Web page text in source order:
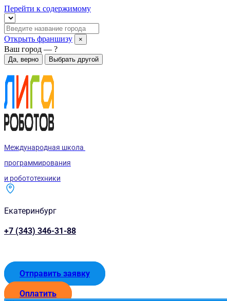
Перейти к содержимому
Открыть франшизу ×
Ваш город — ?
Да, верно Выбрать другой
Международная школа
программирования
и робототехники
Екатеринбург
+7 (343) 346-31-88
Отправить заявку
Оплатить